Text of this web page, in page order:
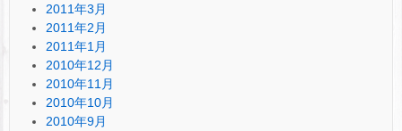
2011年3月
2011年2月
2011年1月
2010年12月
2010年11月
2010年10月
2010年9月